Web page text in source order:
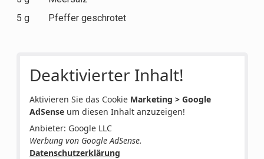
5 g Pfeffer geschrotet
Deaktivierter Inhalt!
Aktivieren Sie das Cookie Marketing > Google
AdSenseum diesen Inhalt anzuzeigen!
Anbieter: Google LLC
Werbung von Google AdSense.
Datenschutzerklärung